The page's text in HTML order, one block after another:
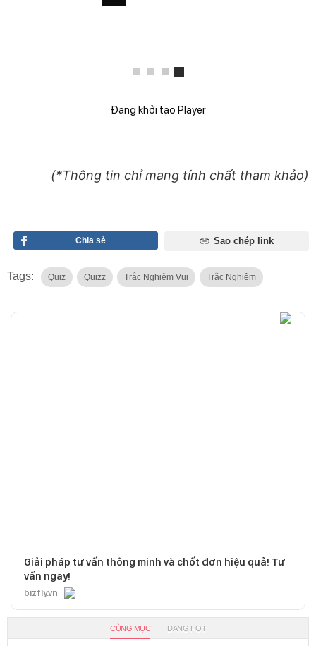
Đang khởi tạo Player
(*Thông tin chỉ mang tính chất tham khảo)
Chia sẻ Sao chép link
Tags: Quiz Quizz Trắc Nghiệm Vui Trắc Nghiệm
Giải pháp tư vấn thông minh và chốt đơn hiệu quả! Tư
vấn ngay!
bizfly.vn
CÙNG MỤC ĐANG HOT